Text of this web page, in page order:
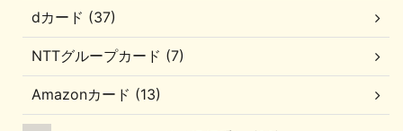
dカード (37)
NTTグループカード (7)
Amazonカード (13)